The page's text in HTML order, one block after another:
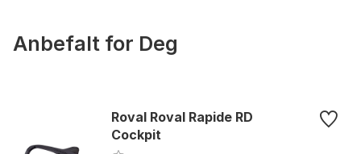
Anbefalt for Deg
Roval Roval Rapide RD
Cockpit